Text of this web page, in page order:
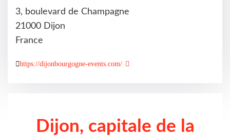
3, boulevard de Champagne
21000 Dijon
France
https://dijonbourgogne-events.com/
Dijon, capitale de la